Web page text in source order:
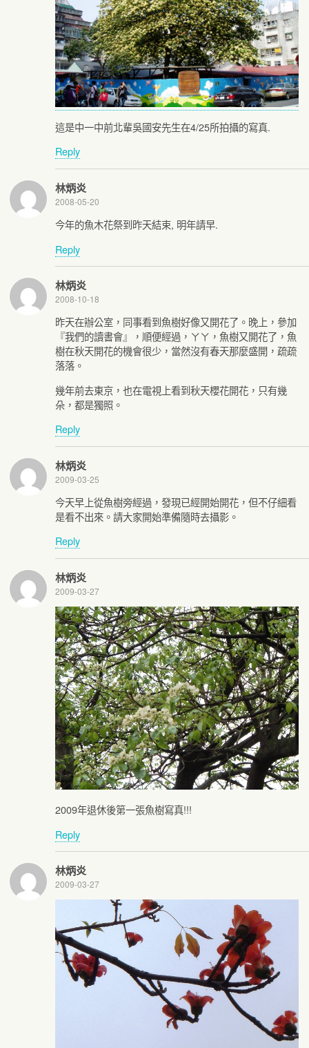
這是中一中前北輩吳國安先生在4/25所拍攝的寫真.
Reply
林炳炎
2008-05-20
今年的魚木花祭到昨天結束, 明年請早.
Reply
林炳炎
2008-10-18
昨天在辦公室，同事看到魚樹好像又開花了。晚上，參加
『我們的讀書會』，順便經過，ㄚㄚ，魚樹又開花了，魚
樹在秋天開花的機會很少，當然沒有春天那麼盛開，疏疏
落落。
幾年前去東京，也在電視上看到秋天櫻花開花，只有幾
朵，都是獨照。
Reply
林炳炎
2009-03-25
今天早上從魚樹旁經過，發現已經開始開花，但不仔細看
是看不出來。請大家開始準備隨時去攝影。
Reply
林炳炎
2009-03-27
2009年退休後第一張魚樹寫真!!!
Reply
林炳炎
2009-03-27